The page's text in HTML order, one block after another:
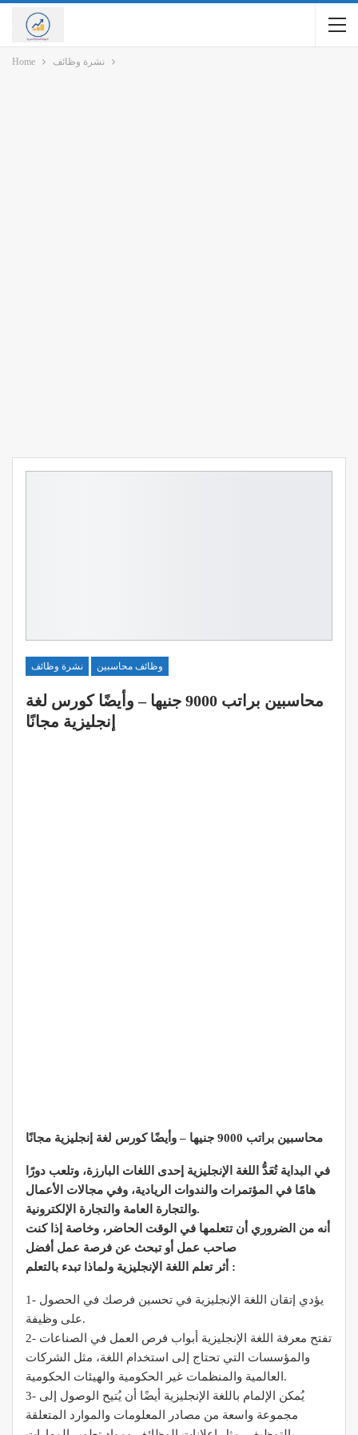
Home نشرة وظائف
نشرة وظائف وظائف محاسبين
محاسبين براتب 9000 جنيها – وأيضًا كورس لغة
إنجليزية مجانًا
محاسبين براتب 9000 جنيها – وأيضًا كورس لغة إنجليزية مجانًا
في البداية تُعَدُّ اللغة الإنجليزية إحدى اللغات البارزة، وتلعب دورًا
هامًا في المؤتمرات والندوات الريادية، وفي مجالات الأعمال
والتجارة العامة والتجارة الإلكترونية.
أنه من الضروري أن تتعلمها في الوقت الحاضر، وخاصة إذا كنت
صاحب عمل أو تبحث عن فرصة عمل أفضل
أثر تعلم اللغة الإنجليزية ولماذا تبدء بالتعلم :
1- يؤدي إتقان اللغة الإنجليزية في تحسين فرصك في الحصول
على وظيفة.
2- تفتح معرفة اللغة الإنجليزية أبواب فرص العمل في الصناعات
والمؤسسات التي تحتاج إلى استخدام اللغة، مثل الشركات
العالمية والمنظمات غير الحكومية والهيئات الحكومية.
3- يُمكن الإلمام باللغة الإنجليزية أيضًا أن يُتيح الوصول إلى
مجموعة واسعة من مصادر المعلومات والموارد المتعلقة